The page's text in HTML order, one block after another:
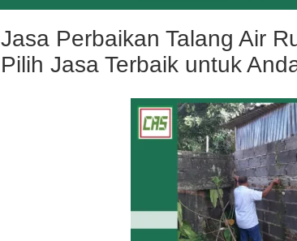
Jasa Perbaikan Talang Air
Pilih Jasa Terbaik untuk